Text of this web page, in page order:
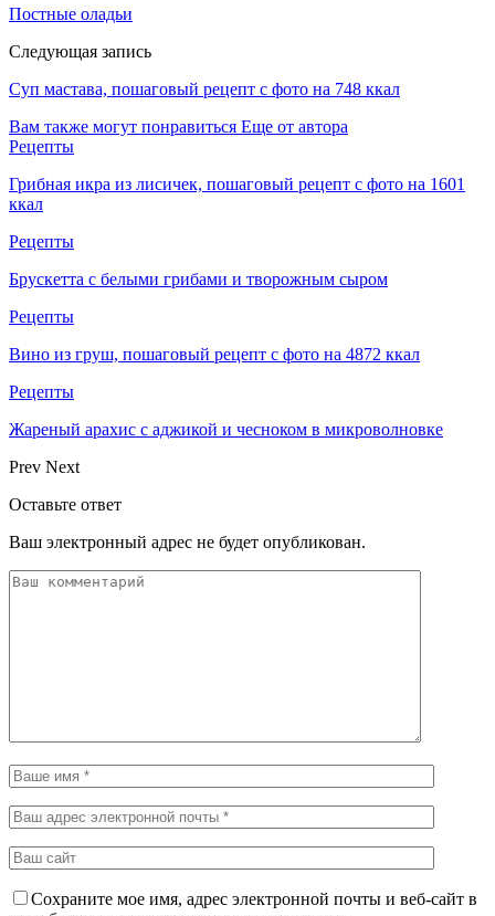
Постные оладьи
Следующая запись
Суп мастава, пошаговый рецепт с фото на 748 ккал
Вам также могут понравиться Еще от автора
Рецепты
Грибная икра из лисичек, пошаговый рецепт с фото на 1601
ккал
Рецепты
Брускетта с белыми грибами и творожным сыром
Рецепты
Вино из груш, пошаговый рецепт с фото на 4872 ккал
Рецепты
Жареный арахис с аджикой и чесноком в микроволновке
Prev Next
Оставьте ответ
Ваш электронный адрес не будет опубликован.
Сохраните мое имя, адрес электронной почты и веб-сайт в